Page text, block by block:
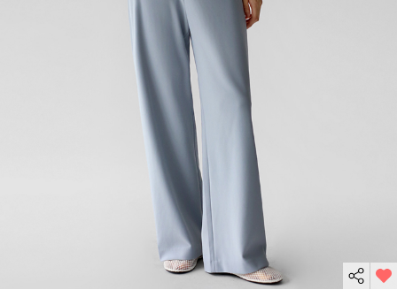
#신상5%할인 #아나이스 제작
#당일발송 #BEST OF BEST